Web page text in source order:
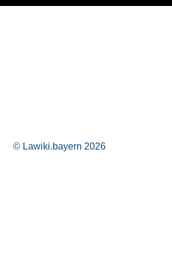
© Lawiki.bayern 2026